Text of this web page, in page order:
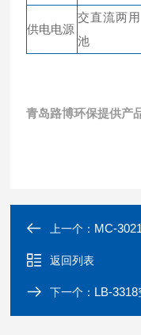
供电电源
交直流两
池
青岛路博环保提供产
上一个： MC-
返回列表
下一个： LB-